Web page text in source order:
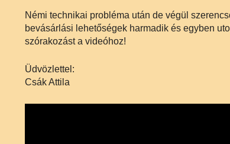
Némi technikai probléma után de végül
bevásárlási lehetőségek harmadik és egyben
szórakozást a videóhoz!
Üdvözlettel:
Csák Attila